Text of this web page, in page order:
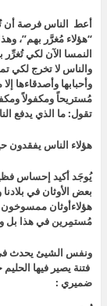
أعط الناس فرصة أن
“هؤلاء مُغرَّر بهم”،
النمسا الآن لكي
والناس لا تخرج لكي
وأحبابها وأصدقاءها
مُستريحاً ومكفولاً
تقول: ما الذي يدفع
هؤلاء الناس يفقدون
يُوجَد أكيد إحساس
بعض الأوثان في
هؤلاءأوثان ممسوخون
مُستمِرين في هذا بل
ونفس الشيئ يحدث في
فتنة يصير فيها
ضميري :